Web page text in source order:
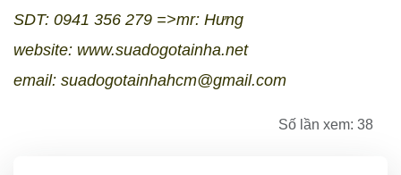
SDT: 0941 356 279 =>mr: Hưng
website: www.suadogotainha.net
email: suadogotainhahcm@gmail.com
Số lần xem: 38